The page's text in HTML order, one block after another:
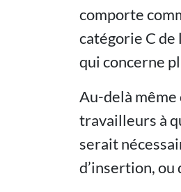
comporte
catégorie C de
qui concerne
Au-delà même
travailleurs à
serait
d’insertion, ou